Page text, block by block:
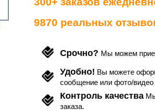
9870 реальных
Срочно? Мы можем
Удобно! Вы можете
сообщение или фото/
Контроль качества
заказа.